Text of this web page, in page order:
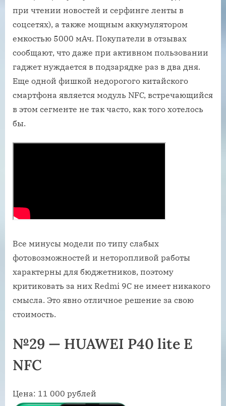
при чтении новостей и серфинге ленты в
соцсетях), а также мощным аккумулятором
емкостью 5000 мАч. Покупатели в отзывах
сообщают, что даже при активном пользовании
гаджет нуждается в подзарядке раз в два дня.
Еще одной фишкой недорогого китайского
смартфона является модуль NFC, встречающийся
в этом сегменте не так часто, как того хотелось
бы.
Все минусы модели по типу слабых
фотовозможностей и неторопливой работы
характерны для бюджетников, поэтому
критиковать за них Redmi 9C не имеет никакого
смысла. Это явно отличное решение за свою
стоимость.
№29 — HUAWEI P40 lite E
NFC
Цена: 11 000 рублей